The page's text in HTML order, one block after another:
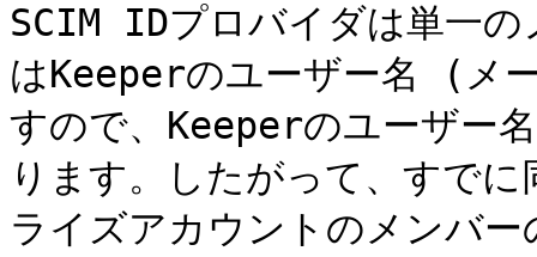
SCIM IDプロバイダは単一
はKeeperのユーザー名 (メ
すので、Keeperのユーザー
ります。したがって、すで
ライズアカウントのメンバ